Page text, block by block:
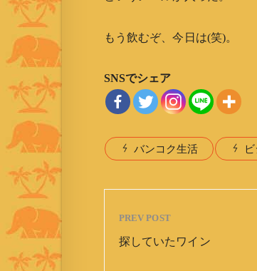
もう飲むぞ、今日は(笑)。
SNSでシェア
バンコク生活
PREV POST
探していたワイン